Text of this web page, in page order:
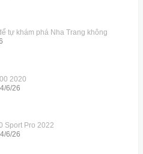
tự khám phá Nha Trang không
2020
6/26
Sport Pro 2022
6/26